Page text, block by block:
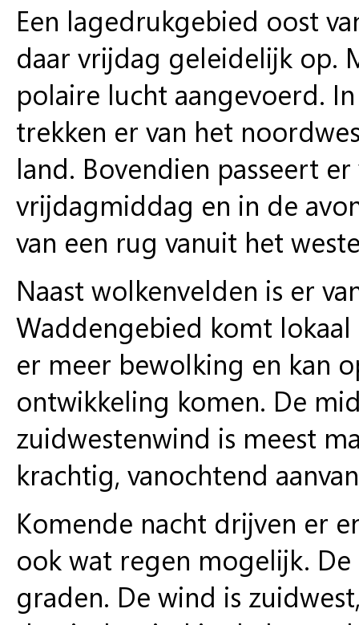
Een lagedrukgebied oost
daar vrijdag geleidelijk op.
polaire lucht aangevoerd.
trekken er van het
land. Bovendien passeert
vrijdagmiddag en in de
van een rug vanuit het
Naast wolkenvelden is er
Waddengebied komt
er meer bewolking en kan
ontwikkeling komen. De
zuidwestenwind is meest
krachtig, vanochtend
Komende nacht drijven er
ook wat regen mogelijk.
graden. De wind is